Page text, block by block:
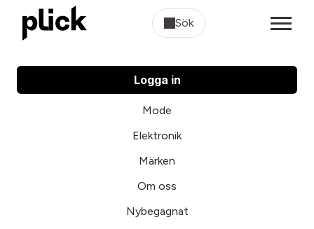
Sök
Logga in
Mode
Elektronik
Märken
Om oss
Nybegagnat